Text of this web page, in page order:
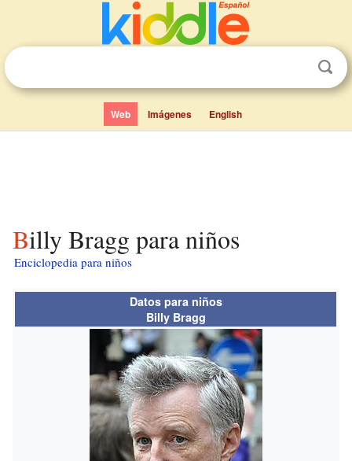
Web Imágenes English
Billy Bragg para niños
Enciclopedia para niños
Datos para niños
Billy Bragg